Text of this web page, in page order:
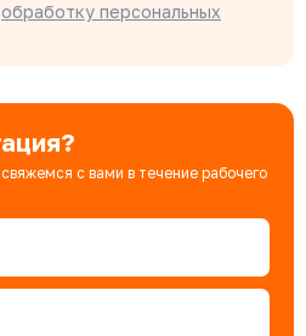
обработку персональных
с вами в течение рабочего